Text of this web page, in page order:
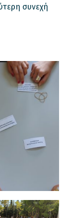
συνεχή